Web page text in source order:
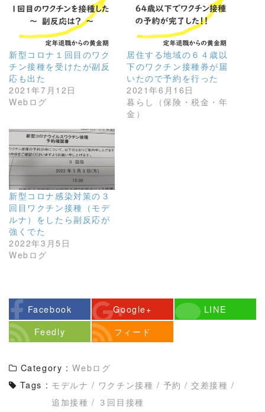
新型コロナ１回目のワク
チン接種を受けたが副反
応も出た
2021年7月12日
Webログ
居住する地域の６４歳以
下のワクチン接種券が届
いたので予約を行った
2021年6月16日
暮らし（保険・税金・年
金）
新型コロナ感染対策の３
回目ワクチン接種（モデ
ルナ）をしたら副反応が
強くでた
2022年3月5日
Webログ
Facebook Google+
LINE
Feedly
フィード
Category : Webログ
Tags : モデルナ / ワクチン接種 / 予約 / 交差接種 /
追加接種 / ３回目接種